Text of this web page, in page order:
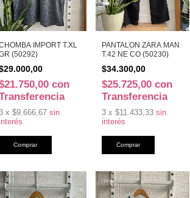
IMPORT T.XL
(50292)
con
x $9.666,67 sin
interés
PANTALON ZARA MAN
T.42 NE CO (50230)
$34.300,00
$25.725,00 con
Transferencia
3 x $11.433,33 sin
interés